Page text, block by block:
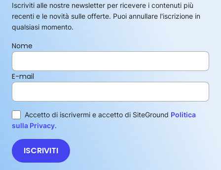
Iscriviti alle nostre newsletter per ricevere i contenuti più
recenti e le novità sulle offerte. Puoi annullare l'iscrizione in
qualsiasi momento.
Nome
E-mail
Accetto di iscrivermi e accetto di SiteGround Politica
sulla Privacy.
ISCRIVITI